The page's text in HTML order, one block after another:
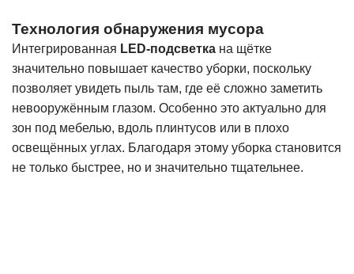
Технология обнаружения мусора
Интегрированная LED-подсветка на щётке
значительно повышает качество уборки, поскольку
позволяет увидеть пыль там, где её сложно заметить
невооружённым глазом. Особенно это актуально для
зон под мебелью, вдоль плинтусов или в плохо
освещённых углах. Благодаря этому уборка становится
не только быстрее, но и значительно тщательнее.